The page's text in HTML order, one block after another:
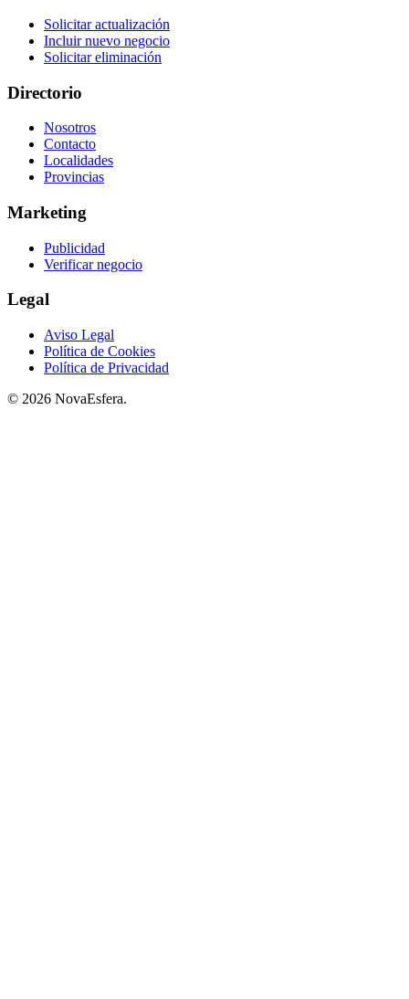
Solicitar actualización
Incluir nuevo negocio
Solicitar eliminación
Directorio
Nosotros
Contacto
Localidades
Provincias
Marketing
Publicidad
Verificar negocio
Legal
Aviso Legal
Política de Cookies
Política de Privacidad
© 2026 NovaEsfera.